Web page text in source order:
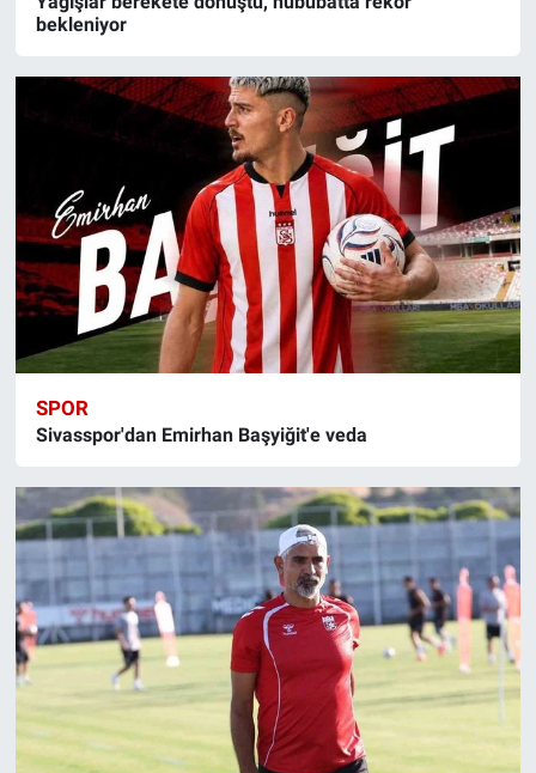
bekleniyor
SPOR
Sivasspor'dan Emirhan Başyiğit'e veda